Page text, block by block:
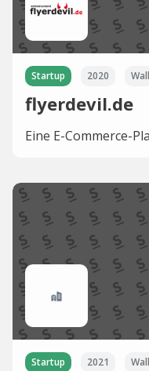
Startup 2020
flyerdevil.de
Eine E-Commerce-
Startup 2021